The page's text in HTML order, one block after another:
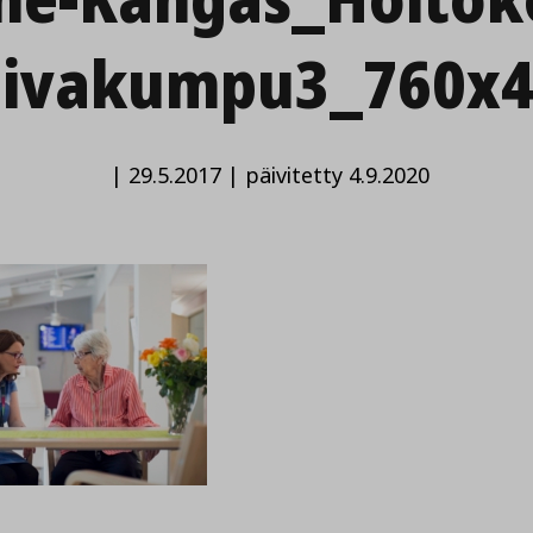
| 29.5.2017| päivitetty 4.9.2020